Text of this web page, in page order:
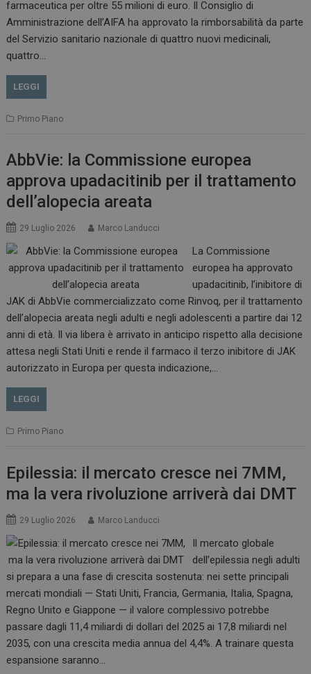
farmaceutica per oltre 55 milioni di euro. Il Consiglio di
Amministrazione dell’AIFA ha approvato la rimborsabilità da parte
del Servizio sanitario nazionale di quattro nuovi medicinali,
quattro…
LEGGI
Primo Piano
AbbVie: la Commissione europea
approva upadacitinib per il trattamento
dell’alopecia areata
29 Luglio 2026 Marco Landucci
La Commissione
europea ha approvato
upadacitinib, l’inibitore di
JAK di AbbVie commercializzato come Rinvoq, per il trattamento
dell’alopecia areata negli adulti e negli adolescenti a partire dai 12
anni di età. Il via libera è arrivato in anticipo rispetto alla decisione
attesa negli Stati Uniti e rende il farmaco il terzo inibitore di JAK
autorizzato in Europa per questa indicazione,…
LEGGI
Primo Piano
Epilessia: il mercato cresce nei 7MM,
ma la vera rivoluzione arriverà dai DMT
29 Luglio 2026 Marco Landucci
Il mercato globale
dell’epilessia negli adulti
si prepara a una fase di crescita sostenuta: nei sette principali
mercati mondiali — Stati Uniti, Francia, Germania, Italia, Spagna,
Regno Unito e Giappone — il valore complessivo potrebbe
passare dagli 11,4 miliardi di dollari del 2025 ai 17,8 miliardi nel
2035, con una crescita media annua del 4,4%. A trainare questa
espansione saranno…
VISITOR_INFO1_LIVE
Google LLC
.youtube.com
5